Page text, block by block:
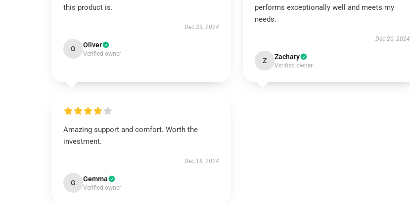
this product is.
Dec 23, 2024
O Oliver
Verified owner
performs exceptionally well and meets my
needs.
Dec 20, 2024
Z Zachary
Verified owner
Amazing support and comfort. Worth the
investment.
Dec 18, 2024
G Gemma
Verified owner